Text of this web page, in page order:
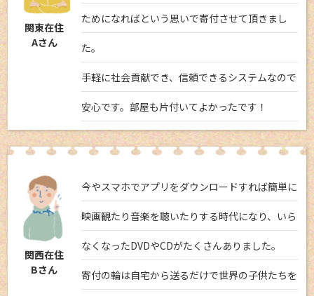
関東在住
Aさん
ためになればという思いで寄付させて頂きまし
た。
手軽に社会貢献でき、信頼できるシステムなので
安心です。部屋も片付いてよかったです！
関西在住
Bさん
今やスマホでアプリをダウンロードすれば簡単に
映画観たり音楽を聴いたりする時代になり、いら
なくなったDVDやCDがたくさんありました。
寄付の輪は自宅から送るだけで世界の子供たちを